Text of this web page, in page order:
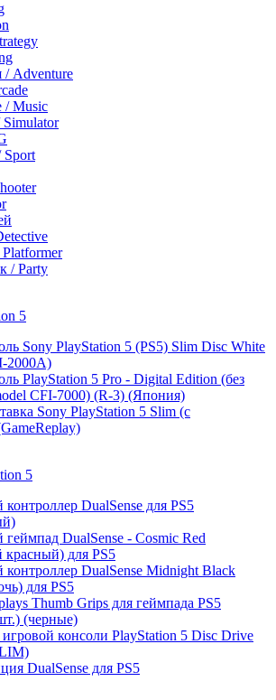
Adventure
/ Music
/ Party
5
Sony PlayStation 5 (PS5) Slim Disc White
2000A)
PlayStation 5 Pro - Digital Edition (без
CFI-7000) (R-3) (Япония)
Sony PlayStation 5 Slim (с
5
DualSense для PS5
геймпад DualSense - Cosmic Red
красный) для PS5
контроллер DualSense Midnight Black
для PS5
Thumb Grips для геймпада PS5
(черные)
консоли PlayStation 5 Disc Drive
DualSense для PS5